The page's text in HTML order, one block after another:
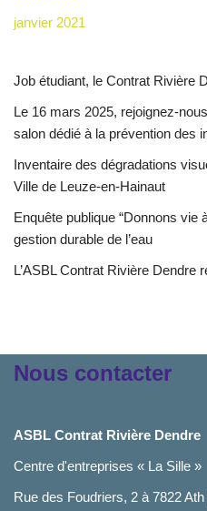
janvier 2021
Job étudiant, le Contrat Rivière
Le 16 mars 2025, rejoignez-
salon dédié à la prévention des
Inventaire des dégradations
Ville de Leuze-en-Hainaut
Enquête publique “Donnons vie
gestion durable de l’eau
L’ASBL Contrat Rivière Dendre
Nous contacter
ASBL Contrat Rivière Dendre
Centre d'entreprises « La Sille »
Rue des Foudriers, 2 à 7822